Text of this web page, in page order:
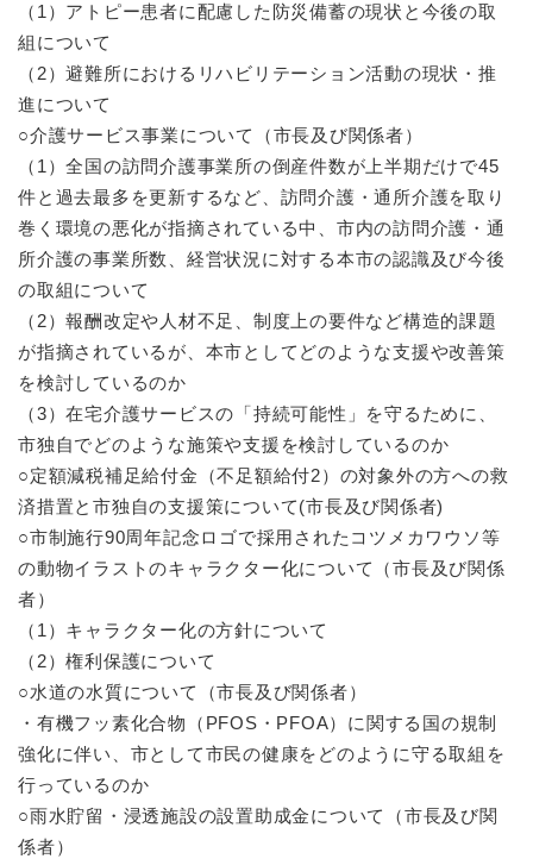
（1）アトピー患者に配慮した防災備蓄の現状と今後の取
組について
（2）避難所におけるリハビリテーション活動の現状・推
進について
○介護サービス事業について（市長及び関係者）
（1）全国の訪問介護事業所の倒産件数が上半期だけで45
件と過去最多を更新するなど、訪問介護・通所介護を取り
巻く環境の悪化が指摘されている中、市内の訪問介護・通
所介護の事業所数、経営状況に対する本市の認識及び今後
の取組について
（2）報酬改定や人材不足、制度上の要件など構造的課題
が指摘されているが、本市としてどのような支援や改善策
を検討しているのか
（3）在宅介護サービスの「持続可能性」を守るために、
市独自でどのような施策や支援を検討しているのか
○定額減税補足給付金（不足額給付2）の対象外の方への救
済措置と市独自の支援策について(市長及び関係者)
○市制施行90周年記念ロゴで採用されたコツメカワウソ等
の動物イラストのキャラクター化について（市長及び関係
者）
（1）キャラクター化の方針について
（2）権利保護について
○水道の水質について（市長及び関係者）
・有機フッ素化合物（PFOS・PFOA）に関する国の規制
強化に伴い、市として市民の健康をどのように守る取組を
行っているのか
○雨水貯留・浸透施設の設置助成金について（市長及び関
係者）